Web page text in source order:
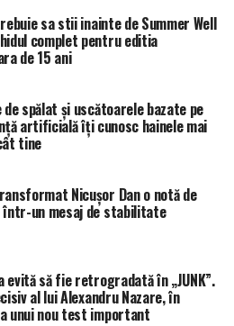
sa stii inainte de Summer Well
complet pentru editia
de 15 ani
de spălat și uscătoarele bazate pe
artificială îți cunosc hainele mai
tine
Nicușor Dan o notă de
un mesaj de stabilitate
evită să fie retrogradată în „JUNK”.
al lui Alexandru Nazare, în
unui nou test important